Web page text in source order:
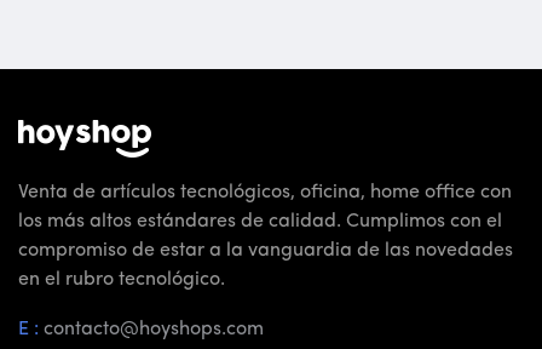
Venta de artículos tecnológicos, oficina, home office con
los más altos estándares de calidad. Cumplimos con el
compromiso de estar a la vanguardia de las novedades
en el rubro tecnológico.
E : contacto@hoyshops.com